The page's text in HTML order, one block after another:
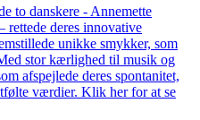
to danskere - Annemette
rettede deres innovative
unikke smykker, som
stor kærlighed til musik og
afspejlede deres spontanitet,
værdier. Klik her for at se